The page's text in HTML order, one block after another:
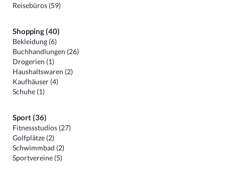
Reisebüros (59)
Shopping (40)
Bekleidung (6)
Buchhandlungen (26)
Drogerien (1)
Haushaltswaren (2)
Kaufhäuser (4)
Schuhe (1)
Sport (36)
Fitnessstudios (27)
Golfplätze (2)
Schwimmbad (2)
Sportvereine (5)